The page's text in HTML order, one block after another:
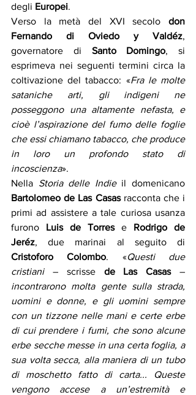
degli Europei.
Verso la metà del XVI secolo don
Fernando di Oviedo y Valdéz,
governatore di Santo Domingo, si
esprimeva nei seguenti termini circa la
coltivazione del tabacco: «Fra le molte
sataniche arti, gli indigeni ne
posseggono una altamente nefasta, e
cioè l’aspirazione del fumo delle foglie
che essi chiamano tabacco, che produce
in loro un profondo stato di
incoscienza».
Nella Storia delle Indie
Bartolomeo de Las Casas racconta che i
primi ad assistere a tale curiosa usanza
furono Luis de Torres e Rodrigo de
Jeréz
Cristoforo Colombo. «Questi due
cristiani – scrisse de Las Casas
incontrarono molta gente sulla strada,
uomini e donne, e gli uomini sempre
con un tizzone nelle mani e certe erbe
di cui prendere i fumi, che sono alcune
erbe secche messe in una certa foglia, a
sua volta secca, alla maniera di un tubo
di moschetto fatto di carta... Queste
vengono accese a un’estremità e